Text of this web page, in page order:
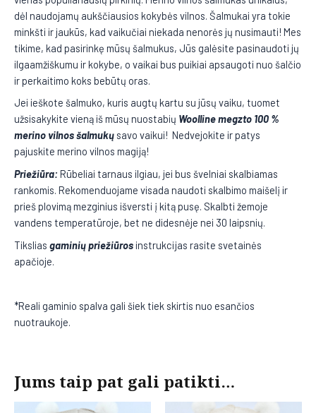
dėl naudojamų aukščiausios kokybės vilnos. Šalmukai yra tokie
minkšti ir jaukūs, kad vaikučiai niekada nenorės jų nusimauti! Mes
tikime, kad pasirinkę mūsų šalmukus, Jūs galėsite pasinaudoti jų
ilgaamžiškumu ir kokybe, o vaikai bus puikiai apsaugoti nuo šalčio
ir perkaitimo koks bebūtų oras.
Jei ieškote šalmuko, kuris augtų kartu su jūsų vaiku, tuomet
užsisakykite vieną iš mūsų nuostabių Woolline megzto 100 %
merino vilnos šalmukų savo vaikui! Nedvejokite ir patys
pajuskite merino vilnos magiją!
Priežiūra: Rūbeliai tarnaus ilgiau, jei bus švelniai skalbiamas
rankomis. Rekomenduojame visada naudoti skalbimo maišelį ir
prieš plovimą mezginius išversti į kitą pusę. Skalbti žemoje
vandens temperatūroje, bet ne didesnėje nei 30 laipsnių.
Tikslias gaminių priežiūrosinstrukcijas rasite svetainės
apačioje.
*Reali gaminio spalva gali šiek tiek skirtis nuo esančios
nuotraukoje.
Jums taip pat gali patikti…